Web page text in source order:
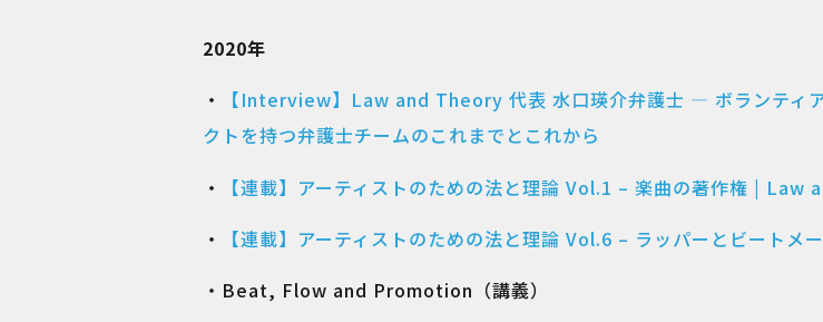
2020年
・
【Interview】Law and Theory 代表 水口瑛介弁護士 ― ボランティ
クトを持つ弁護士チームのこれまでとこれから
・
【連載】アーティストのための法と理論 Vol.1 – 楽曲の著作権 |
・
【連載】アーティストのための法と理論 Vol.6 – ラッパーとビー
・Beat, Flow and Promotion（講義）